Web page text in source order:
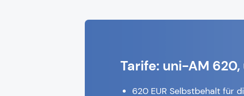
Tarife: uni-AM
620 EUR Selbstbehalt für